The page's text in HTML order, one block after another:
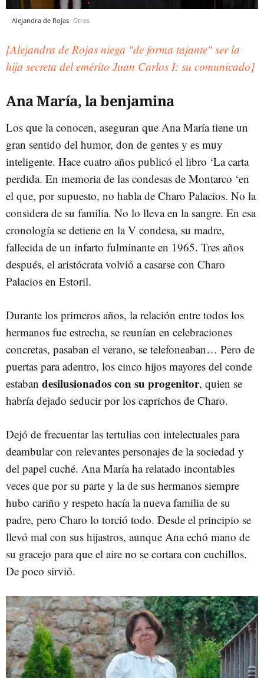
Alejandra de Rojas Gtres
[Alejandra de Rojas niega "de forma tajante" ser la
hija secreta del emérito Juan Carlos I: su comunicado]
Ana María, la benjamina
Los que la conocen, aseguran que Ana María tiene un
gran sentido del humor, don de gentes y es muy
inteligente. Hace cuatro años publicó el libro ‘La carta
perdida. En memoria de las condesas de Montarco ‘en
el que, por supuesto, no habla de Charo Palacios. No la
considera de su familia. No lo lleva en la sangre. En esa
cronología se detiene en la V condesa, su madre,
fallecida de un infarto fulminante en 1965. Tres años
después, el aristócrata volvió a casarse con Charo
Palacios en Estoril.
Durante los primeros años, la relación entre todos los
hermanos fue estrecha, se reunían en celebraciones
concretas, pasaban el verano, se telefoneaban… Pero de
puertas para adentro, los cinco hijos mayores del conde
estaban desilusionados con su progenitor, quien se
habría dejado seducir por los caprichos de Charo.
Dejó de frecuentar las tertulias con intelectuales para
deambular con relevantes personajes de la sociedad y
del papel cuché. Ana María ha relatado incontables
veces que por su parte y la de sus hermanos siempre
hubo cariño y respeto hacía la nueva familia de su
padre, pero Charo lo torció todo. Desde el principio se
llevó mal con sus hijastros, aunque Ana echó mano de
su gracejo para que el aire no se cortara con cuchillos.
De poco sirvió.